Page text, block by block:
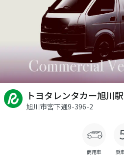
トヨタレンタカー旭川
旭川市宮下通9-396-2
商用車 乗